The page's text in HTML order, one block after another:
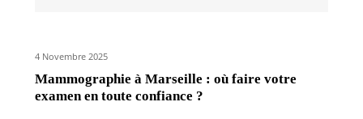
4 Novembre 2025
Mammographie à Marseille : où faire votre
examen en toute confiance ?